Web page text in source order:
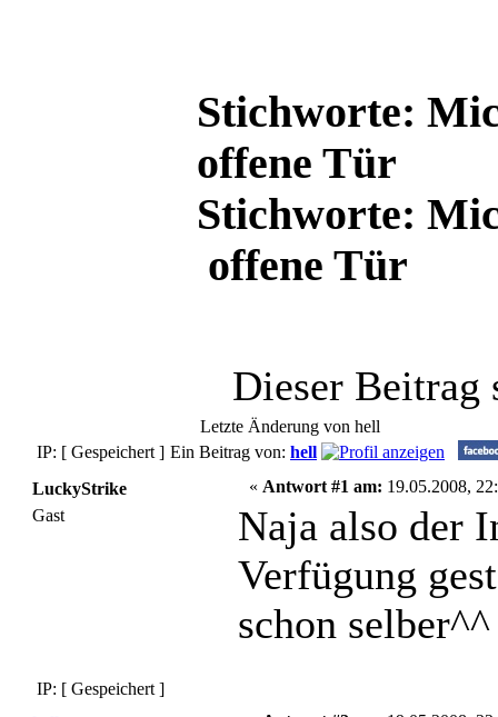
Stichworte:
offene Tür
Stichworte:
offene Tür
Dieser Beitrag
Letzte Änderung von hell
IP: [ Gespeichert ] Ein Beitrag von: hell
LuckyStrike
Gast
« Antwort #1 am: 19.05.2008,
Naja also der
Verfügung
schon
IP: [ Gespeichert ]